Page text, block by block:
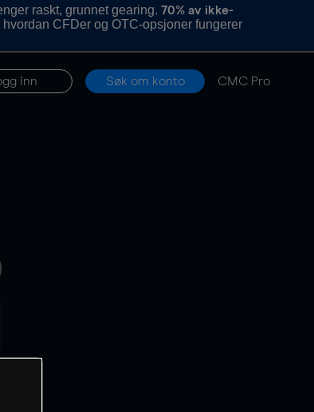
raskt, grunnet gearing.70% av ikke-
CFDer og OTC-opsjoner fungerer
inn Søk om konto CMC Pro